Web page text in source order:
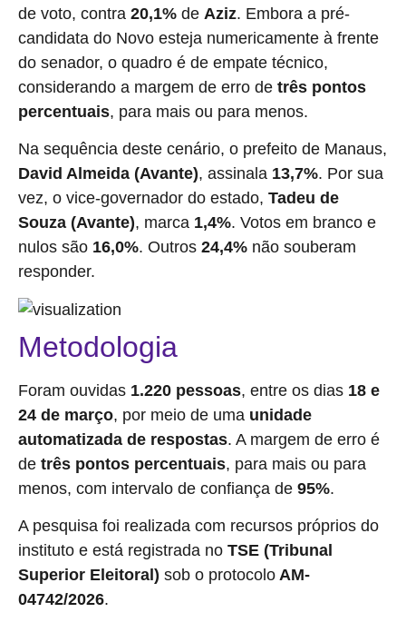
de voto, contra 20,1% de Aziz. Embora a pré-
candidata do Novo esteja numericamente à frente
do senador, o quadro é de empate técnico,
considerando a margem de erro de três pontos
percentuais, para mais ou para menos.
Na sequência deste cenário, o prefeito de Manaus,
David Almeida (Avante), assinala 13,7%. Por sua
vez, o vice-governador do estado, Tadeu de
Souza (Avante), marca 1,4%. Votos em branco e
nulos são 16,0%. Outros 24,4% não souberam
responder.
Metodologia
Foram ouvidas 1.220 pessoas, entre os dias 18 e
24 de março, por meio de uma unidade
automatizada de respostas. A margem de erro é
de três pontos percentuais, para mais ou para
menos, com intervalo de confiança de 95%.
A pesquisa foi realizada com recursos próprios do
instituto e está registrada no TSE (Tribunal
Superior Eleitoral) sob o protocolo AM-
04742/2026.